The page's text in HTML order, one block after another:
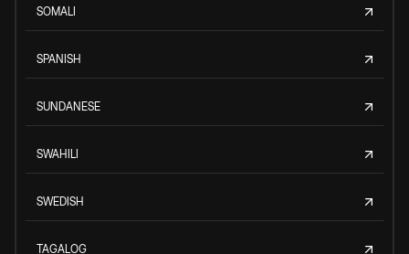
SOMALI
SPANISH
SUNDANESE
SWAHILI
SWEDISH
TAGALOG